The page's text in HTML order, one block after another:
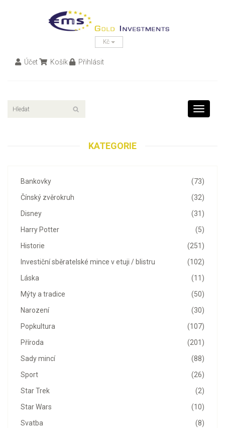
Kč
Účet Košík Přihlásit
Toggle
KATEGORIE
(73)
Bankovky
(32)
Čínský zvěrokruh
(31)
Disney
(5)
Harry Potter
(251)
Historie
(102)
Investiční sběratelské mince v etuji / blistru
(11)
Láska
(50)
Mýty a tradice
(30)
Narození
(107)
Popkultura
(201)
Příroda
(88)
Sady mincí
(26)
Sport
(2)
Star Trek
(10)
Star Wars
(8)
Svatba